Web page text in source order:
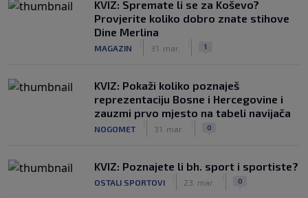
KVIZ: Spremate li se za Koševo?
Provjerite koliko dobro znate stihove
Dine Merlina
MAGAZIN 31. mar. 1
KVIZ: Pokaži koliko poznaješ
reprezentaciju Bosne i Hercegovine i
zauzmi prvo mjesto na tabeli navijača
NOGOMET 31. mar. 0
KVIZ: Poznajete li bh. sport i sportiste?
OSTALI SPORTOVI 23. mar. 0